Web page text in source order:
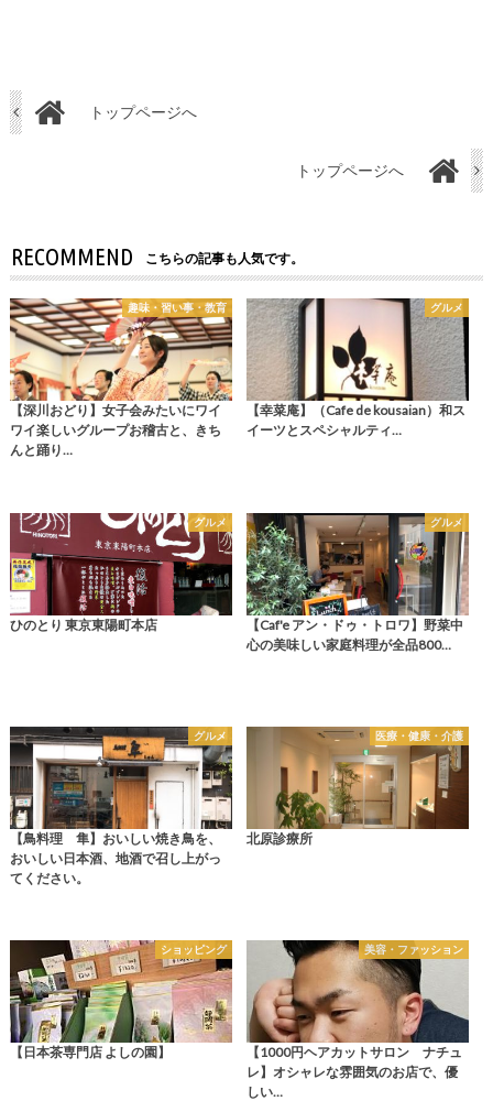
トップページへ
トップページへ
RECOMMEND こちらの記事も人気です。
趣味・習い事・教育
【深川おどり】女子会みたいにワイ
ワイ楽しいグループお稽古と、きち
んと踊り…
グルメ
【幸菜庵】（Cafe de kousaian）和ス
イーツとスペシャルティ…
グルメ
ひのとり 東京東陽町本店
グルメ
【Caf'e アン・ドゥ・トロワ】野菜中
心の美味しい家庭料理が全品800…
グルメ
【鳥料理 隼】おいしい焼き鳥を、
おいしい日本酒、地酒で召し上がっ
てください。
医療・健康・介護
北原診療所
ショッピング
【日本茶専門店 よしの園】
美容・ファッション
【1000円ヘアカットサロン ナチュ
レ】オシャレな雰囲気のお店で、優
しい…